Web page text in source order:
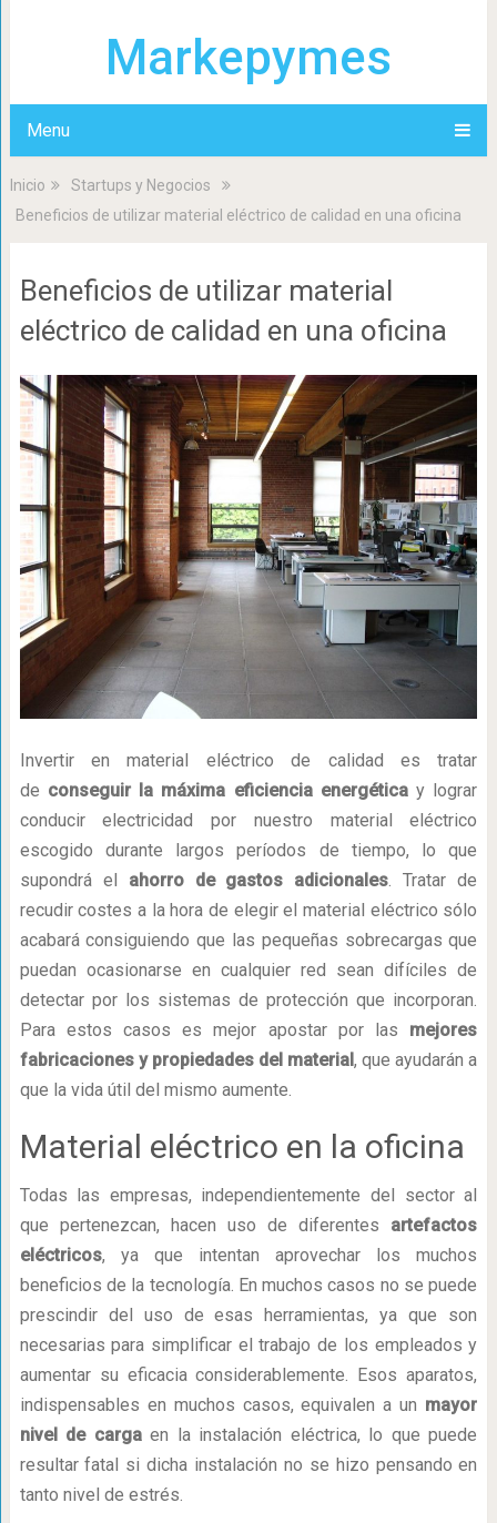
Markepymes
Menu
Inicio
Startups y Negocios
Beneficios de utilizar material eléctrico de calidad en una oficina
Beneficios de utilizar material
eléctrico de calidad en una oficina
Invertir en material eléctrico de calidad es tratar
de conseguir la máxima eficiencia energéticay lograr
conducir electricidad por nuestro material eléctrico
escogido durante largos períodos de tiempo, lo que
supondrá el ahorro de gastos adicionales . Tratar de
recudir costes a la hora de elegir el material eléctrico sólo
acabará consiguiendo que las pequeñas sobrecargas que
puedan ocasionarse en cualquier red sean difíciles de
detectar por los sistemas de protección que incorporan.
Para estos casos es mejor apostar por las mejores
fabricaciones y propiedades del material, que ayudarán a
que la vida útil del mismo aumente.
Material eléctrico en la oficina
Todas las empresas, independientemente del sector al
que pertenezcan, hacen uso de diferentes artefactos
eléctricos, ya que intentan aprovechar los muchos
beneficios de la tecnología. En muchos casos no se puede
prescindir del uso de esas herramientas, ya que son
necesarias para simplificar el trabajo de los empleados y
aumentar su eficacia considerablemente. Esos aparatos,
indispensables en muchos casos, equivalen a un mayor
nivel de cargaen la instalación eléctrica, lo que puede
resultar fatal si dicha instalación no se hizo pensando en
tanto nivel de estrés.